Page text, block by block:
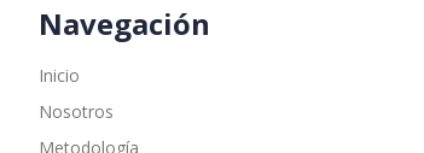
Navegación
Inicio
Nosotros
Metodología